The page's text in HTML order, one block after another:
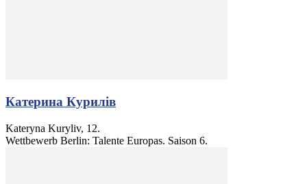
Катерина Курилів
Kateryna Kuryliv, 12.
Wettbewerb Berlin: Talente Europas. Saison 6.